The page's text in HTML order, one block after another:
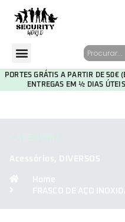
PORTES GRÁTIS A PARTIR DE 50€
ENTREGAS EM ½ DIAS
Acessórios, DIVERSOS
Home
FRASCO DE AÇO